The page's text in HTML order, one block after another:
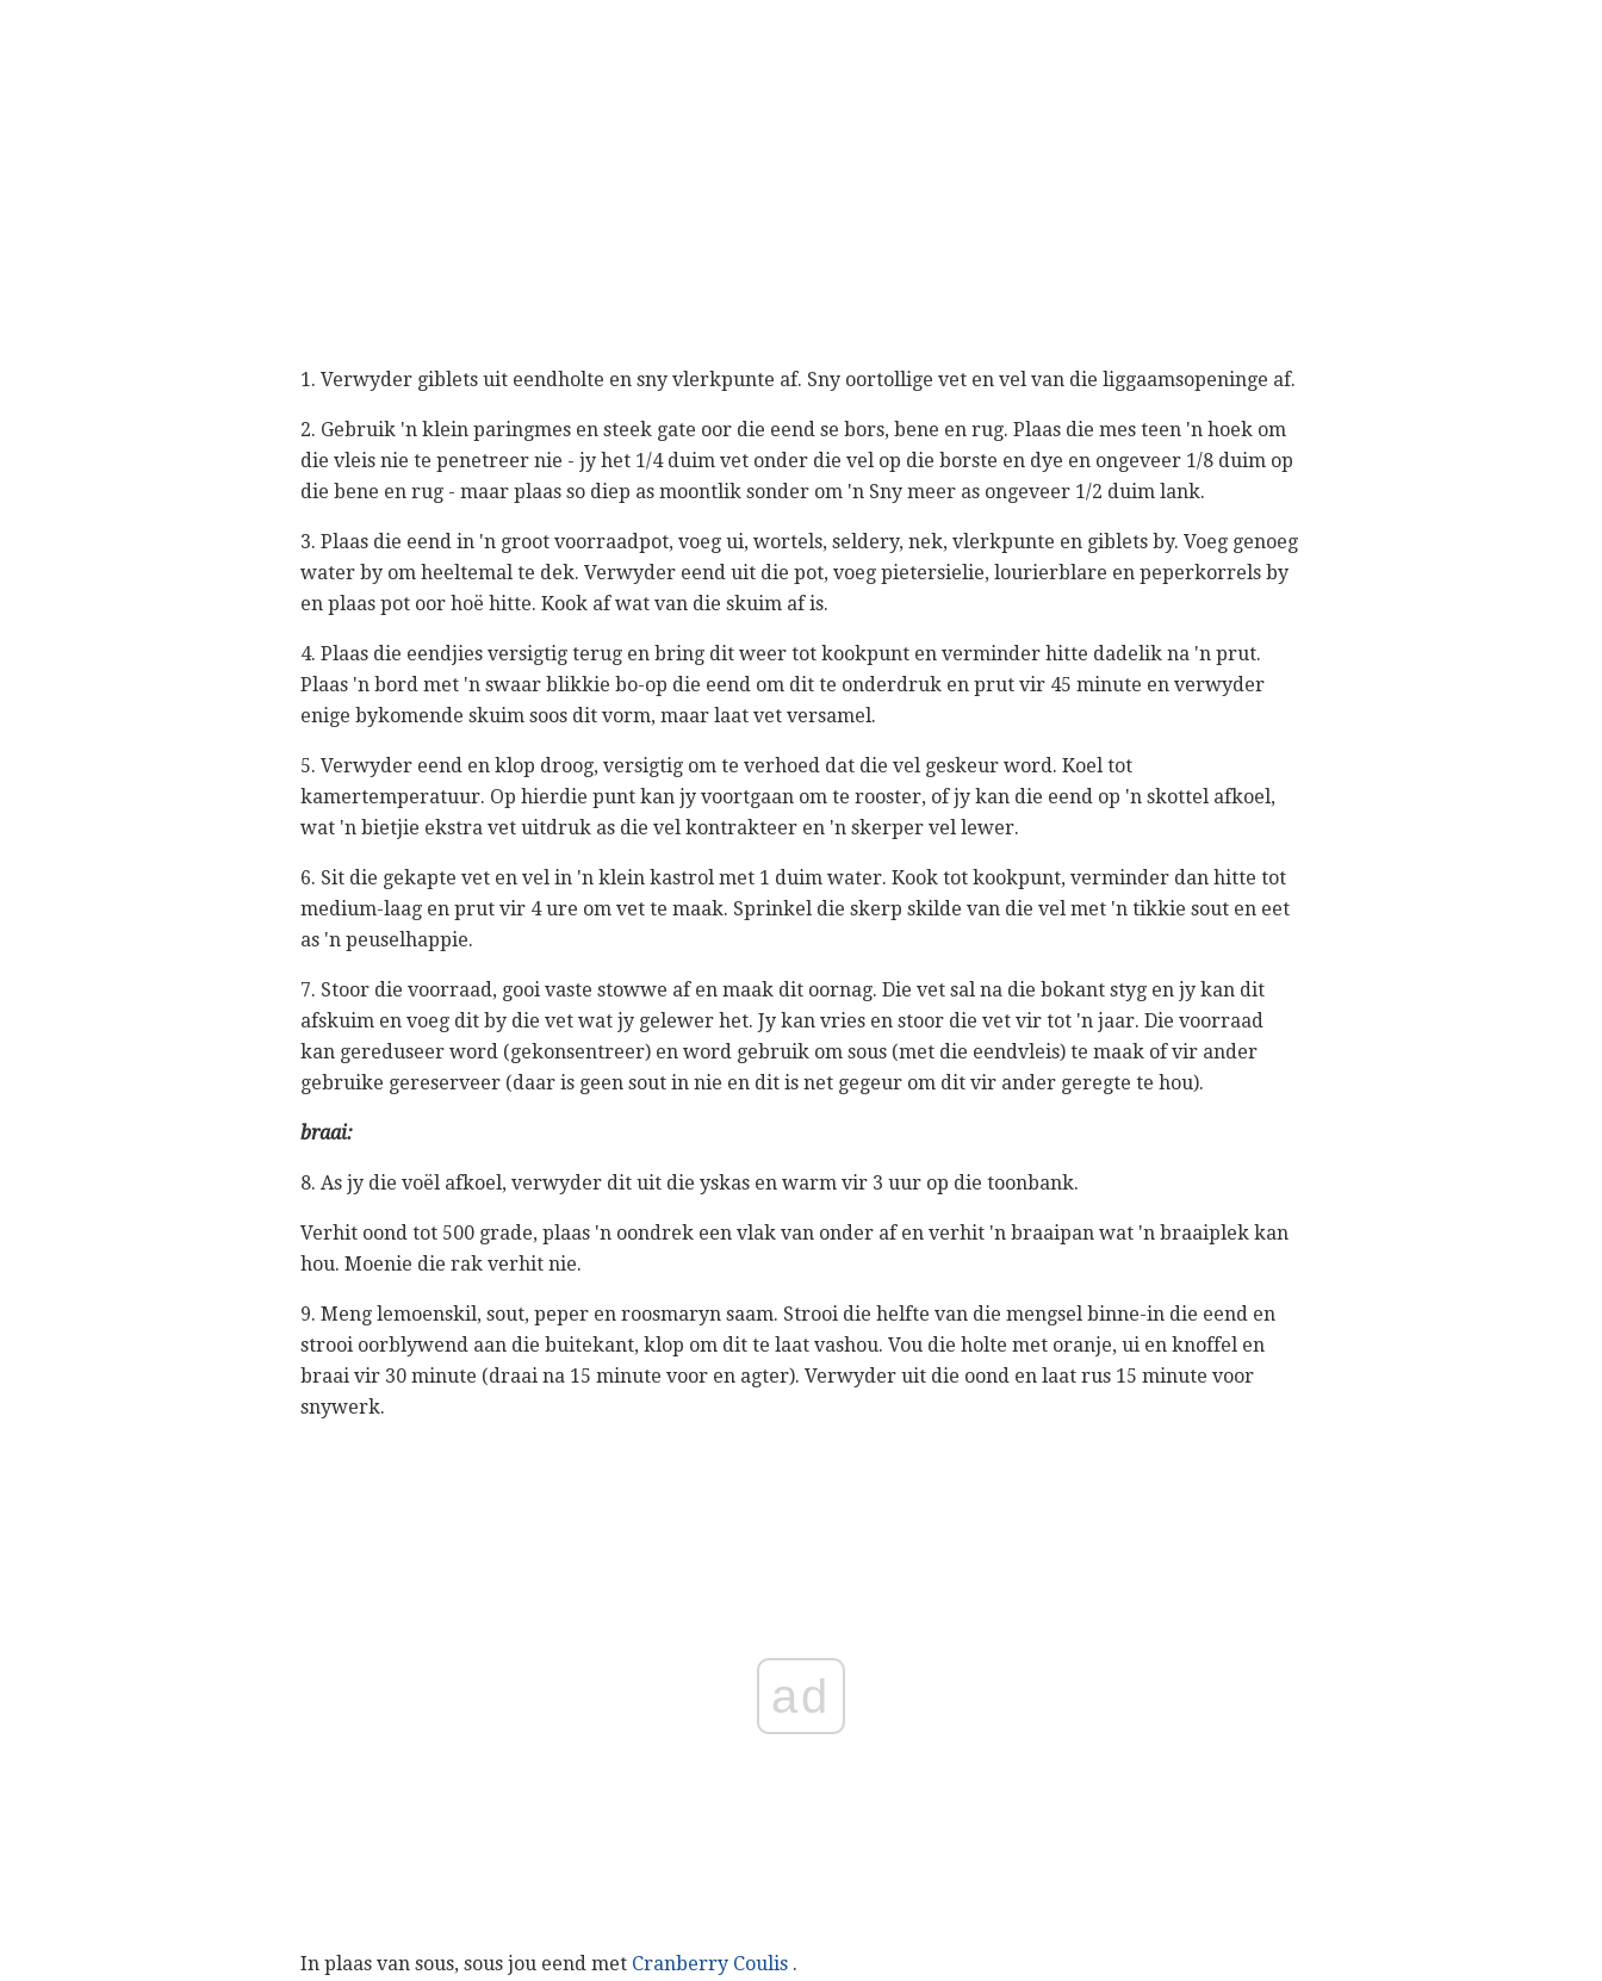
1. Verwyder giblets uit eendholte en sny vlerkpunte af. Sny oortollige vet en vel van die liggaamsopeninge af.
2. Gebruik 'n klein paringmes en steek gate oor die eend se bors, bene en rug. Plaas die mes teen 'n hoek om
die vleis nie te penetreer nie - jy het 1/4 duim vet onder die vel op die borste en dye en ongeveer 1/8 duim op
die bene en rug - maar plaas so diep as moontlik sonder om 'n Sny meer as ongeveer 1/2 duim lank.
3. Plaas die eend in 'n groot voorraadpot, voeg ui, wortels, seldery, nek, vlerkpunte en giblets by. Voeg genoeg
water by om heeltemal te dek. Verwyder eend uit die pot, voeg pietersielie, lourierblare en peperkorrels by
en plaas pot oor hoë hitte. Kook af wat van die skuim af is.
4. Plaas die eendjies versigtig terug en bring dit weer tot kookpunt en verminder hitte dadelik na 'n prut.
Plaas 'n bord met 'n swaar blikkie bo-op die eend om dit te onderdruk en prut vir 45 minute en verwyder
enige bykomende skuim soos dit vorm, maar laat vet versamel.
5. Verwyder eend en klop droog, versigtig om te verhoed dat die vel geskeur word. Koel tot
kamertemperatuur. Op hierdie punt kan jy voortgaan om te rooster, of jy kan die eend op 'n skottel afkoel,
wat 'n bietjie ekstra vet uitdruk as die vel kontrakteer en 'n skerper vel lewer.
6. Sit die gekapte vet en vel in 'n klein kastrol met 1 duim water. Kook tot kookpunt, verminder dan hitte tot
medium-laag en prut vir 4 ure om vet te maak. Sprinkel die skerp skilde van die vel met 'n tikkie sout en eet
as 'n peuselhappie.
7. Stoor die voorraad, gooi vaste stowwe af en maak dit oornag. Die vet sal na die bokant styg en jy kan dit
afskuim en voeg dit by die vet wat jy gelewer het. Jy kan vries en stoor die vet vir tot 'n jaar. Die voorraad
kan gereduseer word (gekonsentreer) en word gebruik om sous (met die eendvleis) te maak of vir ander
gebruike gereserveer (daar is geen sout in nie en dit is net gegeur om dit vir ander geregte te hou).
braai:
8. As jy die voël afkoel, verwyder dit uit die yskas en warm vir 3 uur op die toonbank.
Verhit oond tot 500 grade, plaas 'n oondrek een vlak van onder af en verhit 'n braaipan wat 'n braaiplek kan
hou. Moenie die rak verhit nie.
9. Meng lemoenskil, sout, peper en roosmaryn saam. Strooi die helfte van die mengsel binne-in die eend en
strooi oorblywend aan die buitekant, klop om dit te laat vashou. Vou die holte met oranje, ui en knoffel en
braai vir 30 minute (draai na 15 minute voor en agter). Verwyder uit die oond en laat rus 15 minute voor
snywerk.
ad
In plaas van sous, sous jou eend met Cranberry Coulis .